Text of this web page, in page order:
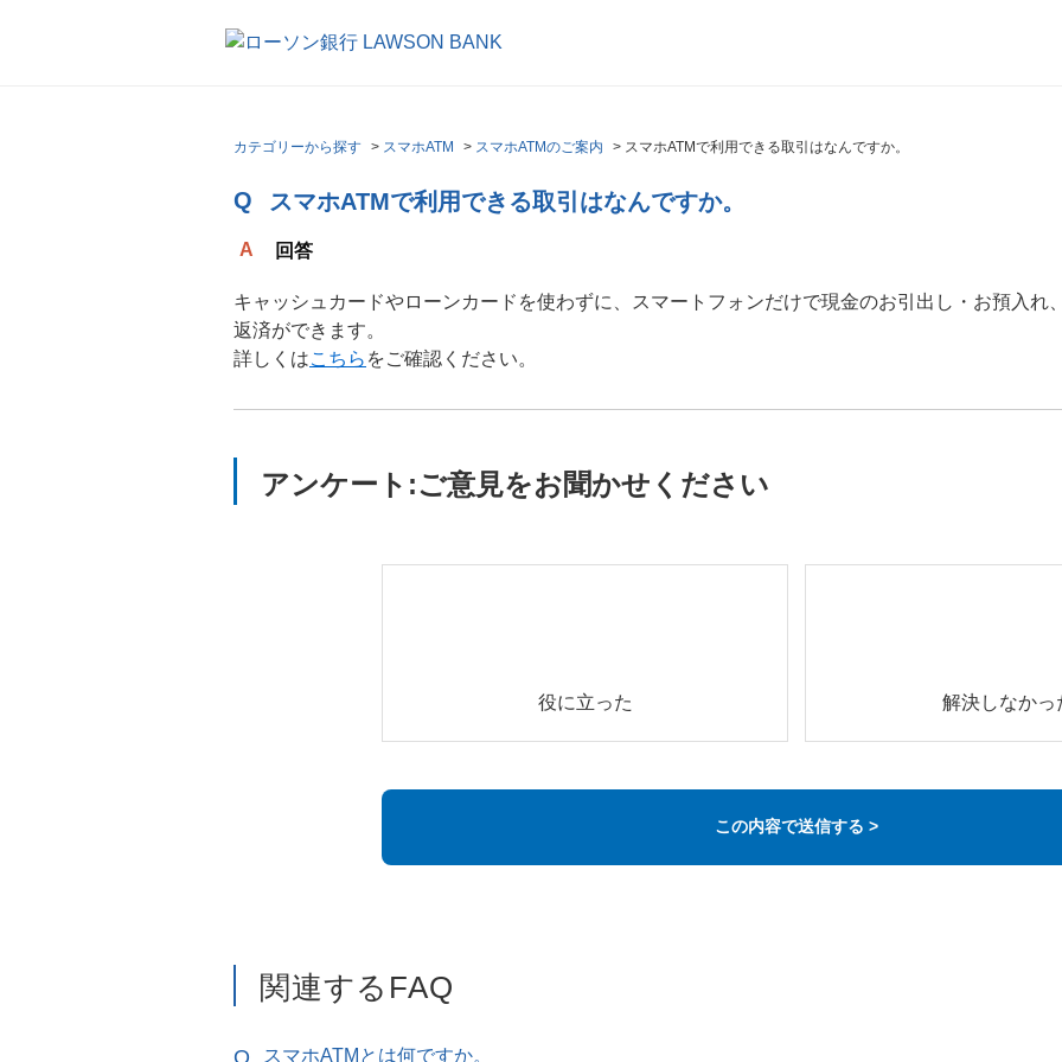
カテゴリーから探す > スマホATM > スマホATMのご案内 > スマホATMで利用できる取引はなんですか。
スマホATMで利用できる取引はなんですか。
回答
キャッシュカードやローンカードを使わずに、スマートフォンだけで現金のお引出し・お預入れ
返済ができます。
詳しくはこちら をご確認ください。
アンケート:ご意見をお聞かせください
役に立った 解決しなかっ
関連するFAQ
スマホATMとは何ですか。